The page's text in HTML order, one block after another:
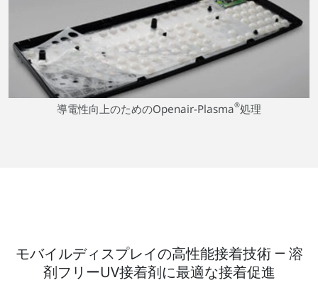
導電性向上のためのOpenair-Plasma®処理
モバイルディスプレイの高性能接着技術 ― 溶
剤フリーUV接着剤に最適な接着促進